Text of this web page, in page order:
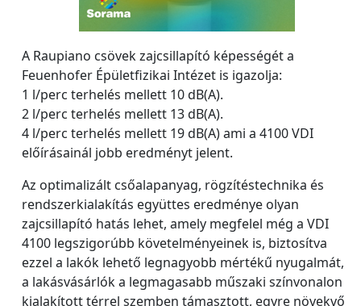
A Raupiano csövek zajcsillapító képességét a
Feuenhofer Épületfizikai Intézet is igazolja:
1 l/perc terhelés mellett 10 dB(A).
2 l/perc terhelés mellett 13 dB(A).
4 l/perc terhelés mellett 19 dB(A) ami a 4100 VDI
előírásainál jobb eredményt jelent.
Az optimalizált csőalapanyag, rögzítéstechnika és
rendszerkialakítás együttes eredménye olyan
zajcsillapító hatás lehet, amely megfelel még a VDI
4100 legszigorúbb követelményeinek is, biztosítva
ezzel a lakók lehető legnagyobb mértékű nyugalmát,
a lakásvásárlók a legmagasabb műszaki színvonalon
kialakított térrel szemben támasztott, egyre növekvő